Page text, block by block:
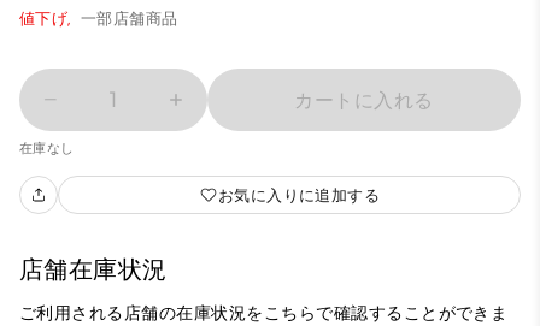
値下げ, 一部店舗商品
1 カートに入れる
在庫なし
お気に入りに追加する
店舗在庫状況
ご利用される店舗の在庫状況をこちらで確認することができま